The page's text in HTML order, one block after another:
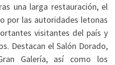
una larga restauración, el
por las autoridades letonas
visitantes del país y
Destacan el Salón Dorado,
Galería, así como los